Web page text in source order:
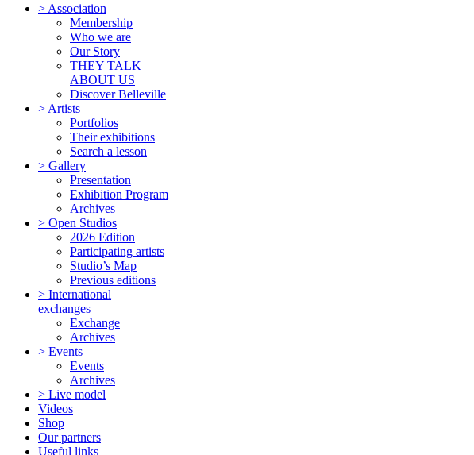
> Association
Membership
Who we are
Our Story
THEY TALK
ABOUT US
Discover Belleville
> Artists
Portfolios
Their exhibitions
Search a lesson
> Gallery
Presentation
Exhibition Program
Archives
> Open Studios
2026 Edition
Participating artists
Studio’s Map
Previous editions
> International
exchanges
Exchange
Archives
> Events
Events
Archives
> Live model
Videos
Shop
Our partners
Useful links